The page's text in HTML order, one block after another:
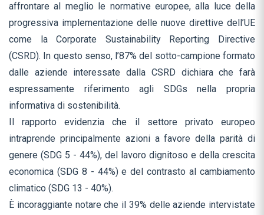
affrontare al meglio le normative europee, alla luce della
progressiva implementazione delle nuove direttive dell’UE
come la Corporate Sustainability Reporting Directive
(CSRD). In questo senso, l’87% del sotto-campione formato
dalle aziende interessate dalla CSRD dichiara che farà
espressamente riferimento agli SDGs nella propria
informativa di sostenibilità.
Il rapporto evidenzia che il settore privato europeo
intraprende principalmente azioni a favore della parità di
genere (SDG 5 - 44%), del lavoro dignitoso e della crescita
economica (SDG 8 - 44%) e del contrasto al cambiamento
climatico (SDG 13 - 40%).
È incoraggiante notare che il 39% delle aziende intervistate